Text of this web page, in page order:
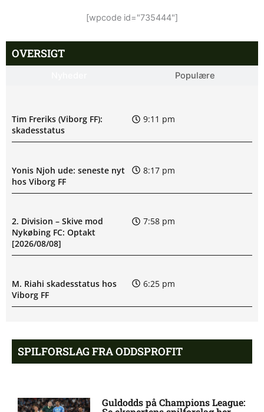
[wpcode id="735444"]
OVERSIGT
Populære
Tim Freriks (Viborg FF):
skadesstatus
9:11 pm
Yonis Njoh ude: seneste nyt
hos Viborg FF
8:17 pm
2. Division – Skive mod
Nykøbing FC: Optakt
[2026/08/08]
7:58 pm
M. Riahi skadesstatus hos
Viborg FF
6:25 pm
skade hos Bodø/Glimt
Bodo/Glimt: Optakt,
forventede opstillinger,
SPILFORSLAG FRA ODDSPROFIT
Guldodds på Champions League: